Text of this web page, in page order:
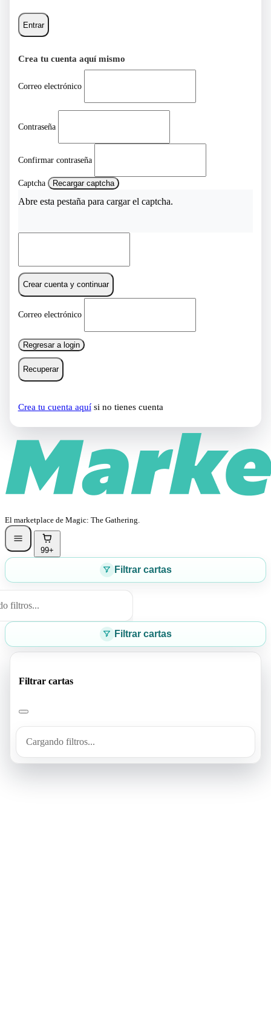
Entrar
Crea tu cuenta aquí mismo
Correo electrónico
Contraseña
Confirmar contraseña
Captcha Recargar captcha
Abre esta pestaña para cargar el captcha.
Crear cuenta y continuar
Correo electrónico
Regresar a login
Recuperar
Crea tu cuenta aquísi no tienes cuenta
El marketplace de Magic: The Gathering.
99+
Filtrar cartas
filtros...
Filtrar cartas
Filtrar cartas
Cargando filtros...